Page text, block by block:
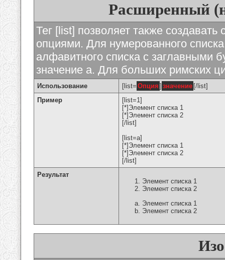
Расширенный
Тег [list] позволяет также
опциями. Для нумерованного
алфавитного списка с заглавными
значение а. Для больших римских
Использование [list= Опция ] значение [/list]
Пример
[list=1]
[*]Элемент списка 1
[*]Элемент списка 2
[/list]
[list=a]
[*]Элемент списка 1
[*]Элемент списка 2
[/list]
Результат
Элемент списка 1
Элемент списка 2
Элемент списка 1
Элемент списка 2